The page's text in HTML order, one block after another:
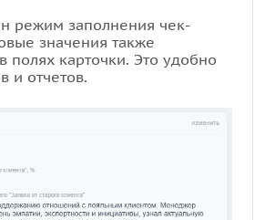
режим заполнения чек-
значения также
полях карточки. Это удобно
и отчетов.